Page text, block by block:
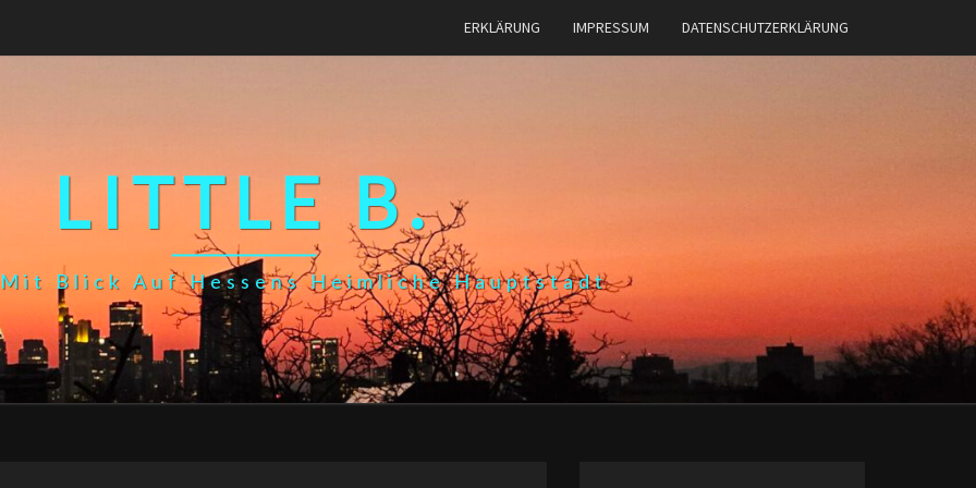
ERKLÄRUNG IMPRESSUM DATENSCHUTZERKLÄRUNG
LITTLE B.
Blick Auf Hessens Heimliche Hauptstadt